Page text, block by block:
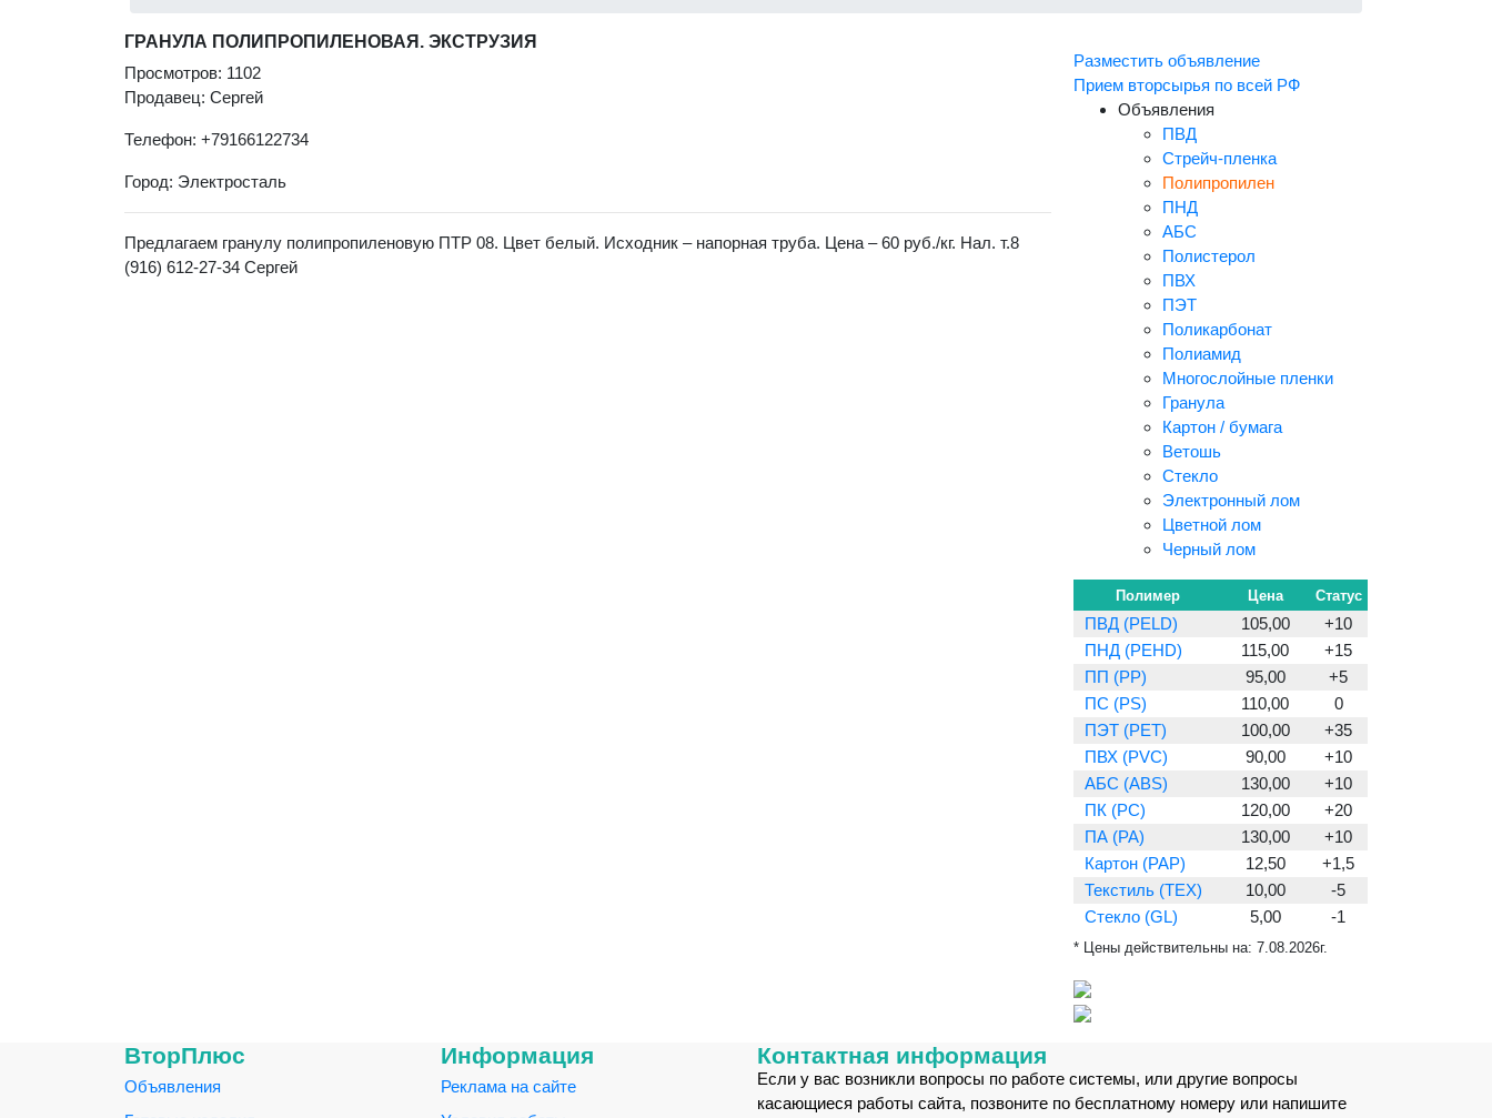
ГРАНУЛА ПОЛИПРОПИЛЕНОВАЯ. ЭКСТРУЗИЯ
Просмотров: 1102
Продавец: Сергей
Телефон: +79166122734
Город: Электросталь
Предлагаем гранулу полипропиленовую ПТР 08. Цвет белый. Исходник – напорная труба. Цена – 60 руб./кг. Нал. т.8
(916) 612-27-34 Сергей
Разместить объявление
Прием вторсырья по всей РФ
Объявления
ПВД
Стрейч-пленка
Полипропилен
ПНД
АБС
Полистерол
ПВХ
ПЭТ
Поликарбонат
Полиамид
Многослойные пленки
Гранула
Картон / бумага
Ветошь
Стекло
Электронный лом
Цветной лом
Черный лом
Полимер Цена Статус
ПВД (PELD) 105,00
+10
ПНД (PEHD)
115,00
+15
ПП (PP)
95,00
+5
ПС (PS)
110,00
0
ПЭТ (PET)
100,00
+35
ПВХ (PVC)
90,00
+10
АБС (ABS)
130,00
+10
ПК (PC)
120,00
+20
ПА (PA)
130,00
+10
Картон (PAP)
12,50
+1,5
Текстиль (TEX)
10,00
-5
Стекло (GL)
5,00 -1
* Цены действительны на: 7.08.2026г.
ВторПлюс
Объявления
Информация
Реклама на сайте
Контактная информация
Если у вас возникли вопросы по работе системы, или другие вопросы
касающиеся работы сайта, позвоните по бесплатному номеру или напишите